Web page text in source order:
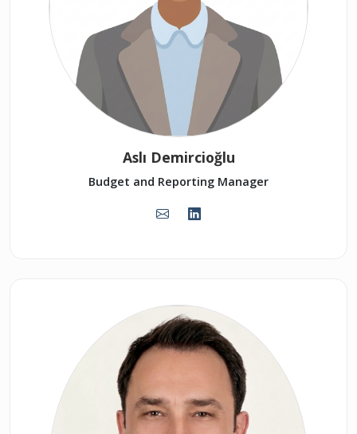
Aslı Demircioğlu
Budget and Reporting Manager